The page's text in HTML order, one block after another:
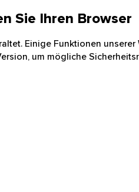
Sie Ihren Browser
Einige Funktionen
um mögliche